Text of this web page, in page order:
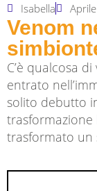
Isabella
Venom
C’è qualcosa
entrato
solito debutto
trasformazione
trasformato un